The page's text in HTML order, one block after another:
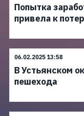
Попытка
привела к
06.02.2025 13:58
В Устьянском
пешехода